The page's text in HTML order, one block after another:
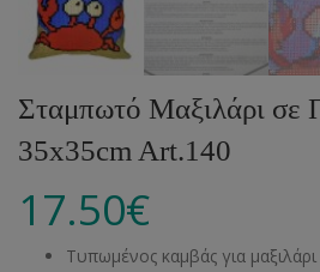
Σταμπωτό Μαξιλάρι σε
35x35cm Art.140
17.50€
Τυπωμένος καμβάς για μαξιλάρι